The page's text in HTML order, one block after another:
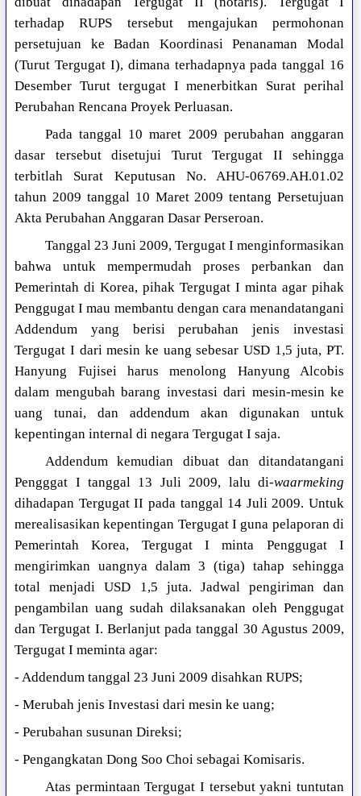
terhadap RUPS tersebut mengajukan permohonan
persetujuan ke Badan Koordinasi Penanaman Modal
(Turut Tergugat I), dimana terhadapnya pada tanggal 16
Desember Turut tergugat I menerbitkan Surat perihal
Perubahan Rencana Proyek Perluasan.
Pada tanggal 10 maret 2009 perubahan anggaran
dasar tersebut disetujui Turut Tergugat II sehingga
terbitlah Surat Keputusan No. AHU-06769.AH.01.02
tahun 2009 tanggal 10 Maret 2009 tentang Persetujuan
Akta Perubahan Anggaran Dasar Perseroan.
Tanggal 23 Juni 2009, Tergugat I menginformasikan
bahwa untuk mempermudah proses perbankan dan
Pemerintah di Korea, pihak Tergugat I minta agar pihak
Penggugat I mau membantu dengan cara menandatangani
Addendum yang berisi perubahan jenis investasi
Tergugat I dari mesin ke uang sebesar USD 1,5 juta, PT.
Hanyung Fujisei harus menolong Hanyung Alcobis
dalam mengubah barang investasi dari mesin-mesin ke
uang tunai, dan addendum akan digunakan untuk
kepentingan internal di negara Tergugat I saja.
Addendum kemudian dibuat dan ditandatangani
Pengggat I tanggal 13 Juli 2009, lalu di-waarmeking
dihadapan Tergugat II pada tanggal 14 Juli 2009. Untuk
merealisasikan kepentingan Tergugat I guna pelaporan di
Pemerintah Korea, Tergugat I minta Penggugat I
mengirimkan uangnya dalam 3 (tiga) tahap sehingga
total menjadi USD 1,5 juta. Jadwal pengiriman dan
pengambilan uang sudah dilaksanakan oleh Penggugat
dan Tergugat I. Berlanjut pada tanggal 30 Agustus 2009,
Tergugat I meminta agar:
- Addendum tanggal 23 Juni 2009 disahkan RUPS;
- Merubah jenis Investasi dari mesin ke uang;
- Perubahan susunan Direksi;
- Pengangkatan Dong Soo Choi sebagai Komisaris.
Atas permintaan Tergugat I tersebut yakni tuntutan